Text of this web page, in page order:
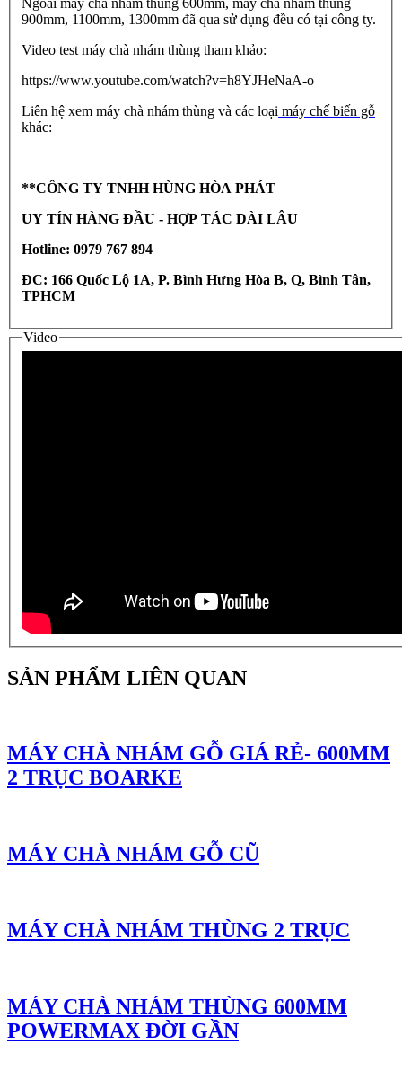
Ngoài máy chà nhám thùng 600mm, máy chà nhám thùng
900mm, 1100mm, 1300mm đã qua sử dụng đều có tại công ty.
Video test máy chà nhám thùng tham khảo:
https://www.youtube.com/watch?v=h8YJHeNaA-o
Liên hệ xem máy chà nhám thùng và các loại máy chế biến gỗ
khác:
**CÔNG TY TNHH HÙNG HÒA PHÁT
UY TÍN HÀNG ĐẦU - HỢP TÁC DÀI LÂU
Hotline: 0979 767 894
ĐC: 166 Quốc Lộ 1A, P. Bình Hưng Hòa B, Q, Bình Tân,
TPHCM
Video
SẢN PHẨM LIÊN QUAN
MÁY CHÀ NHÁM GỖ GIÁ RẺ- 600MM
2 TRỤC BOARKE
MÁY CHÀ NHÁM GỖ CŨ
MÁY CHÀ NHÁM THÙNG 2 TRỤC
MÁY CHÀ NHÁM THÙNG 600MM
POWERMAX ĐỜI GẦN